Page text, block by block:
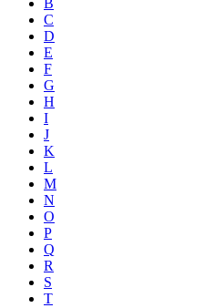
C
D
E
F
G
H
I
J
K
L
M
N
O
P
Q
R
S
T